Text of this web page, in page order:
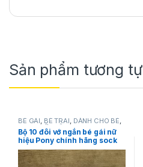
Sản phẩm tương tự
BÉ GÁI, BÉ TRAI, DÀNH CHO BÉ,
Pony, VỚ TRẺ EM
Bộ 10 đôi vớ ngắn bé gái nữ
hiệu Pony chính hãng sock
size: 6-8.5